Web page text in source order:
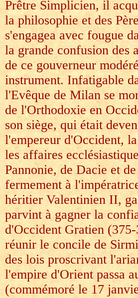
Prêtre Simplicien, il
la philosophie et des
s'engagea avec fougue
la grande confusion des
de ce gouverneur
instrument. Infatigable
l'Evêque de Milan se
de l'Orthodoxie en
son siège, qui était
l'empereur d'Occident,
les affaires
Pannonie, de Dacie et
fermement à
héritier Valentinien II,
parvint à gagner la
d'Occident Gratien
réunir le concile de
des lois proscrivant
l'empire d'Orient passa
(commémoré le 17